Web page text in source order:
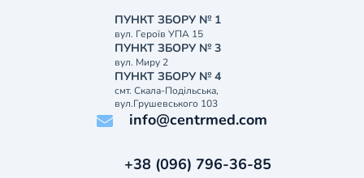
ПУНКТ ЗБОРУ № 1
вул. Героїв УПА 15
ПУНКТ ЗБОРУ № 3
вул. Миру 2
ПУНКТ ЗБОРУ № 4
смт. Скала-Подільська,
вул.Грушевського 103
info@centrmed.com
+38 (096) 796-36-85